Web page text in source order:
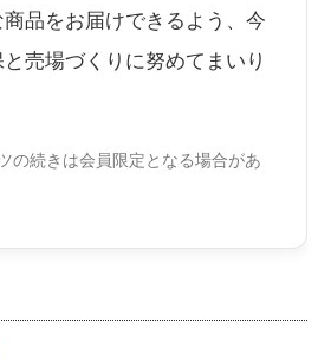
品をお届けできるよう、今
売場づくりに努めてまいり
の続きは会員限定となる場合があ